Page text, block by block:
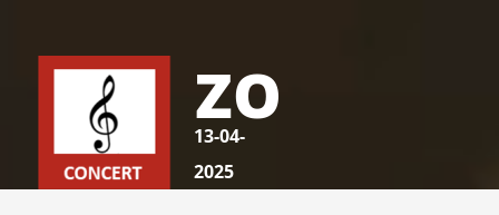
ZO
13-04-
2025